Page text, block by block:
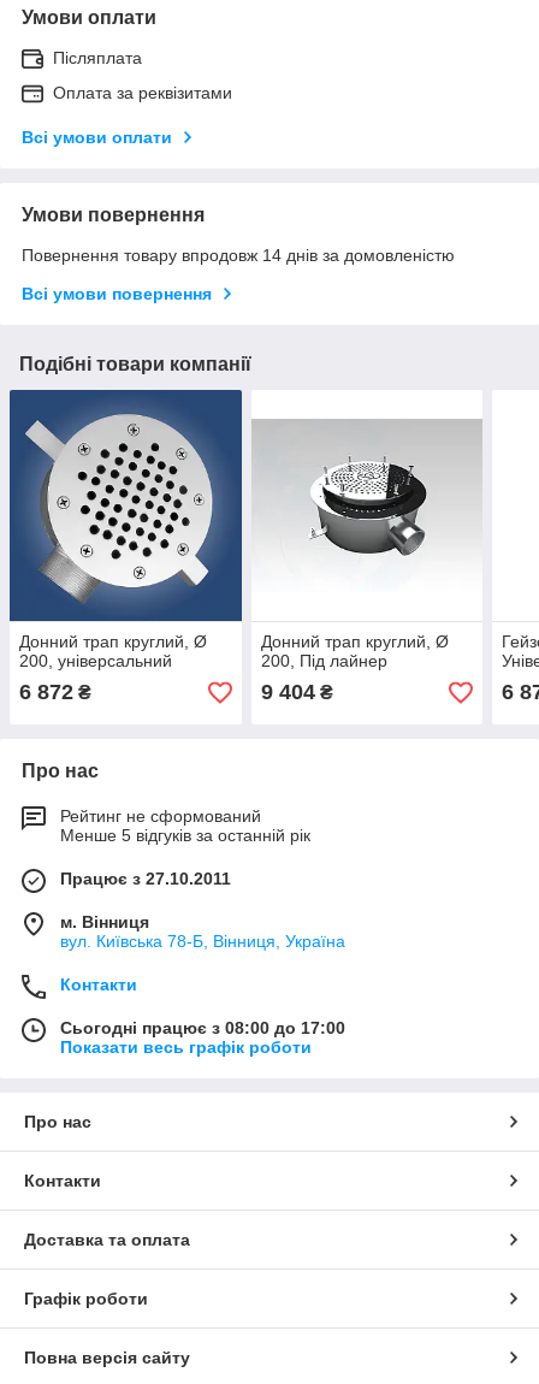
Умови оплати
Післяплата
Оплата за реквізитами
Всі умови оплати
Умови повернення
Повернення товару впродовж 14 днів за домовленістю
Всі умови повернення
Подібні товари компанії
Донний трап круглий, Ø
200, універсальний
6 872 ₴
Донний трап круглий, Ø
200, Під лайнер
9 404₴ 6
Про нас
Рейтинг не сформований
Менше 5 відгуків за останній рік
Працює з 27.10.2011
м. Вінниця
вул. Київська 78-Б, Вінниця, Україна
Контакти
Сьогодні працює з 08:00 до 17:00
Показати весь графік роботи
Про нас
Контакти
Доставка та оплата
Графік роботи
Повна версія сайту